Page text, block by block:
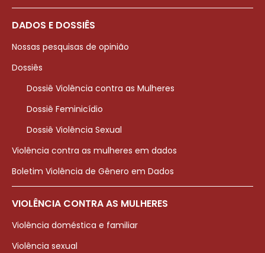
DADOS E DOSSIÊS
Nossas pesquisas de opinião
Dossiês
Dossiê Violência contra as Mulheres
Dossiê Feminicídio
Dossiê Violência Sexual
Violência contra as mulheres em dados
Boletim Violência de Gênero em Dados
VIOLÊNCIA CONTRA AS MULHERES
Violência doméstica e familiar
Violência sexual